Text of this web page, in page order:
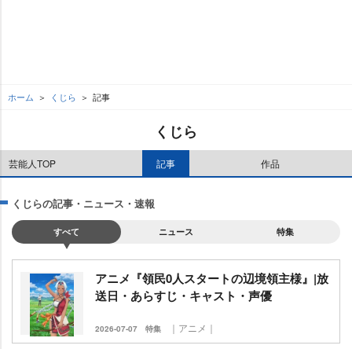
ホーム くじら 記事
くじら
芸能人TOP 記事 作品
くじらの記事・ニュース・速報
すべて ニュース 特集
アニメ『領民0人スタートの辺境領主様』|放
送日・あらすじ・キャスト・声優
2026-07-07 特集 ｜アニメ｜